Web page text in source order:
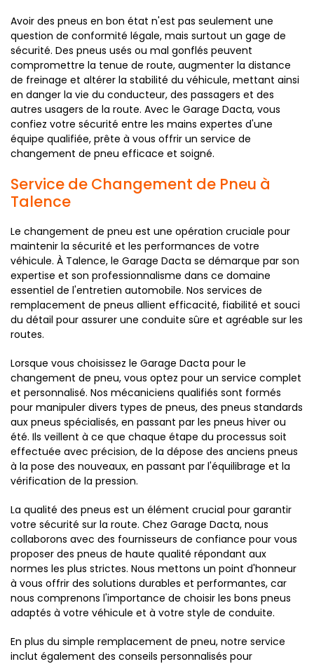
Avoir des pneus en bon état n'est pas seulement une
question de conformité légale, mais surtout un gage de
sécurité. Des pneus usés ou mal gonflés peuvent
compromettre la tenue de route, augmenter la distance
de freinage et altérer la stabilité du véhicule, mettant ainsi
en danger la vie du conducteur, des passagers et des
autres usagers de la route. Avec le Garage Dacta, vous
confiez votre sécurité entre les mains expertes d'une
équipe qualifiée, prête à vous offrir un service de
changement de pneu efficace et soigné.
Service de Changement de Pneu à
Talence
Le changement de pneu est une opération cruciale pour
maintenir la sécurité et les performances de votre
véhicule. À Talence, le Garage Dacta se démarque par son
expertise et son professionnalisme dans ce domaine
essentiel de l'entretien automobile. Nos services de
remplacement de pneus allient efficacité, fiabilité et souci
du détail pour assurer une conduite sûre et agréable sur les
routes.
Lorsque vous choisissez le Garage Dacta pour le
changement de pneu, vous optez pour un service complet
et personnalisé. Nos mécaniciens qualifiés sont formés
pour manipuler divers types de pneus, des pneus standards
aux pneus spécialisés, en passant par les pneus hiver ou
été. Ils veillent à ce que chaque étape du processus soit
effectuée avec précision, de la dépose des anciens pneus
à la pose des nouveaux, en passant par l'équilibrage et la
vérification de la pression.
La qualité des pneus est un élément crucial pour garantir
votre sécurité sur la route. Chez Garage Dacta, nous
collaborons avec des fournisseurs de confiance pour vous
proposer des pneus de haute qualité répondant aux
normes les plus strictes. Nous mettons un point d'honneur
à vous offrir des solutions durables et performantes, car
nous comprenons l'importance de choisir les bons pneus
adaptés à votre véhicule et à votre style de conduite.
En plus du simple remplacement de pneu, notre service
inclut également des conseils personnalisés pour